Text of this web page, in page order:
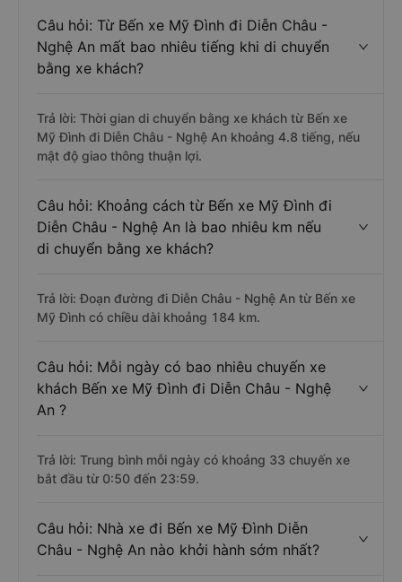
Câu hỏi: Từ Bến xe Mỹ Đình đi Diễn Châu -
Nghệ An mất bao nhiêu tiếng khi di chuyển
bằng xe khách?
Trả lời: Thời gian di chuyển bằng xe khách từ Bến xe
Mỹ Đình đi Diễn Châu - Nghệ An khoảng 4.8 tiếng, nếu
mật độ giao thông thuận lợi.
Câu hỏi: Khoảng cách từ Bến xe Mỹ Đình đi
Diễn Châu - Nghệ An là bao nhiêu km nếu
di chuyển bằng xe khách?
Trả lời: Đoạn đường đi Diễn Châu - Nghệ An từ Bến xe
Mỹ Đình có chiều dài khoảng 184 km.
Câu hỏi: Mỗi ngày có bao nhiêu chuyến xe
khách Bến xe Mỹ Đình đi Diễn Châu - Nghệ
An ?
Trả lời: Trung bình mỗi ngày có khoảng 33 chuyến xe
bắt đầu từ 0:50 đến 23:59.
Câu hỏi: Nhà xe đi Bến xe Mỹ Đình Diễn
Châu - Nghệ An nào khởi hành sớm nhất?